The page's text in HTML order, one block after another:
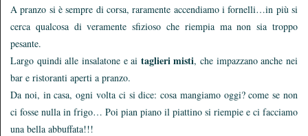
A pranzo si è sempre di corsa, raramente accendiamo i fornelli…in più si
cerca qualcosa di veramente sfizioso che riempia ma non sia troppo
pesante.
Largo quindi alle insalatone e ai taglieri misti, che impazzano anche nei
bar e ristoranti aperti a pranzo.
Da noi, in casa, ogni volta ci si dice: cosa mangiamo oggi? come se non
ci fosse nulla in frigo… Poi pian piano il piattino si riempie e ci facciamo
una bella abbuffata!!!